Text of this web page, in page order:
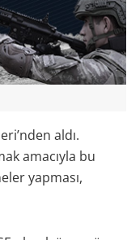
aldı.
amacıyla bu
yapması,